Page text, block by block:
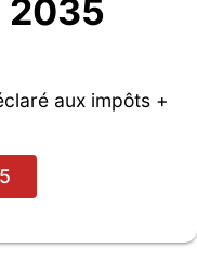
2035
aux impôts +